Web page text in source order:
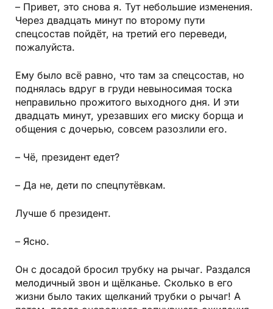
– Привет, это снова я. Тут небольшие изменения.
Через двадцать минут по второму пути
спецсостав пойдёт, на третий его переведи,
пожалуйста.
Ему было всё равно, что там за спецсостав, но
поднялась вдруг в груди невыносимая тоска
неправильно прожитого выходного дня. И эти
двадцать минут, урезавших его миску борща и
общения с дочерью, совсем разозлили его.
– Чё, президент едет?
– Да не, дети по спецпутёвкам.
Лучше б президент.
– Ясно.
Он с досадой бросил трубку на рычаг. Раздался
мелодичный звон и щёлканье. Сколько в его
жизни было таких щелканий трубки о рычаг! А